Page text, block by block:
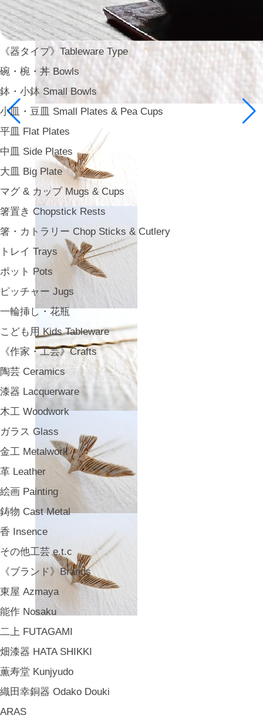
《器タイプ》Tableware Type
碗・椀・丼 Bowls
鉢・小鉢 Small Bowls
小皿・豆皿 Small Plates & Pea Cups
平皿 Flat Plates
中皿 Side Plates
大皿 Big Plate
マグ & カップ Mugs & Cups
箸置き Chopstick Rests
箸・カトラリー Chop Sticks & Cutlery
トレイ Trays
ポット Pots
ピッチャー Jugs
一輪挿し・花瓶
こども用 Kids Tableware
《作家・工芸》Crafts
陶芸 Ceramics
漆器 Lacquerware
木工 Woodwork
ガラス Glass
金工 Metalwork
革 Leather
絵画 Painting
鋳物 Cast Metal
香 Insence
その他工芸 e.t.c
《ブランド》Brands
東屋 Azmaya
能作 Nosaku
二上 FUTAGAMI
畑漆器 HATA SHIKKI
薫寿堂 Kunjyudo
織田幸銅器 Odako Douki
ARAS